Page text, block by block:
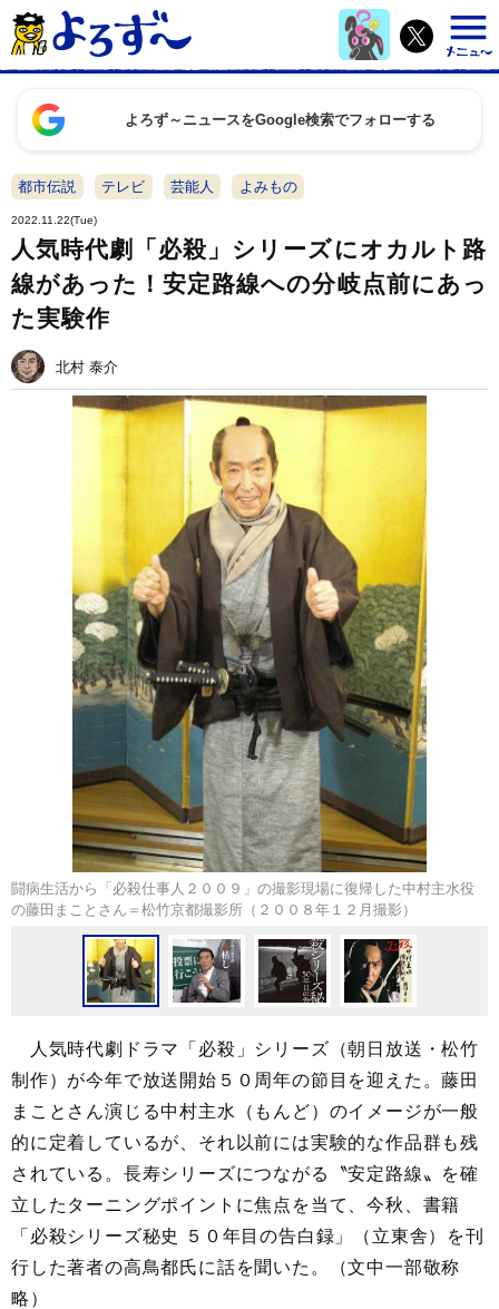
よろず～ニュースをGoogle検索でフォローする
都市伝説 テレビ 芸能人 よみもの
2022.11.22(Tue)
人気時代劇「必殺」シリーズにオカルト路
線があった！安定路線への分岐点前にあっ
た実験作
北村 泰介
闘病生活から「必殺仕事人２００９」の撮影現場に復帰した中村主水役
の藤田まことさん＝松竹京都撮影所（２００８年１２月撮影）
人気時代劇ドラマ「必殺」シリーズ（朝日放送・松竹
制作）が今年で放送開始５０周年の節目を迎えた。藤田
まことさん演じる中村主水（もんど）のイメージが一般
的に定着しているが、それ以前には実験的な作品群も残
されている。長寿シリーズにつながる〝安定路線〟を確
立したターニングポイントに焦点を当て、今秋、書籍
「必殺シリーズ秘史 ５０年目の告白録」（立東舎）を刊
行した著者の高鳥都氏に話を聞いた。（文中一部敬称
略）